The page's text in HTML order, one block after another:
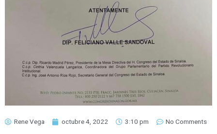
Rene Vega octubre 4, 2022 3:10 pm No Comments